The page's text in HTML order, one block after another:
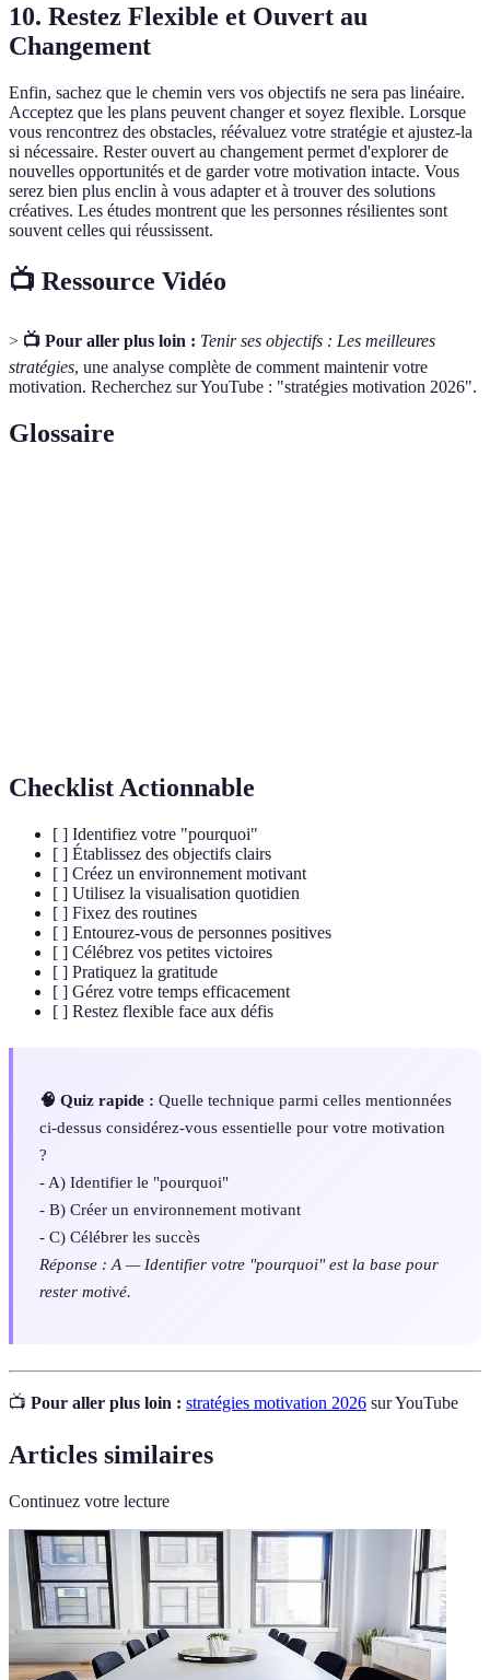
10. Restez Flexible et Ouvert au
Changement
Enfin, sachez que le chemin vers vos objectifs ne sera pas linéaire.
Acceptez que les plans peuvent changer et soyez flexible. Lorsque
vous rencontrez des obstacles, réévaluez votre stratégie et ajustez-la
si nécessaire. Rester ouvert au changement permet d'explorer de
nouvelles opportunités et de garder votre motivation intacte. Vous
serez bien plus enclin à vous adapter et à trouver des solutions
créatives. Les études montrent que les personnes résilientes sont
souvent celles qui réussissent.
📺 Ressource Vidéo
> 📺 Pour aller plus loin : Tenir ses objectifs : Les meilleures
stratégies, une analyse complète de comment maintenir votre
motivation. Recherchez sur YouTube : "stratégies motivation 2026".
Glossaire
Checklist Actionnable
[ ] Identifiez votre "pourquoi"
[ ] Établissez des objectifs clairs
[ ] Créez un environnement motivant
[ ] Utilisez la visualisation quotidien
[ ] Fixez des routines
[ ] Entourez-vous de personnes positives
[ ] Célébrez vos petites victoires
[ ] Pratiquez la gratitude
[ ] Gérez votre temps efficacement
[ ] Restez flexible face aux défis
🧠 Quiz rapide : Quelle technique parmi celles mentionnées
ci-dessus considérez-vous essentielle pour votre motivation
?
- A) Identifier le "pourquoi"
- B) Créer un environnement motivant
- C) Célébrer les succès
Réponse : A — Identifier votre "pourquoi" est la base pour
rester motivé.
📺 Pour aller plus loin : stratégies motivation 2026 sur YouTube
Articles similaires
Continuez votre lecture